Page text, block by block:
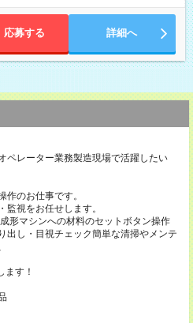
応募する 詳細へ
ペレーター業務製造現場で活躍したい
作のお仕事です。
監視をお任せします。
形マシンへの材料のセットボタン操作
出し・目視チェック簡単な清掃やメンテ
す！